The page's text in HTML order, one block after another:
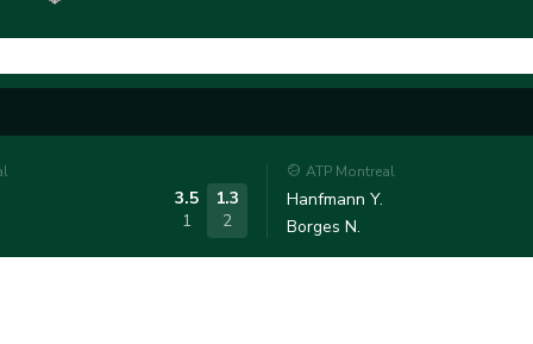
DOMAĆI FUDBAL
LIGE PETICE
OSTALE LIGE
EVROLIGA
ABA LIGA
3.5
1
1.3
2
ATP Montreal
Hanfmann Y.
Borges N.